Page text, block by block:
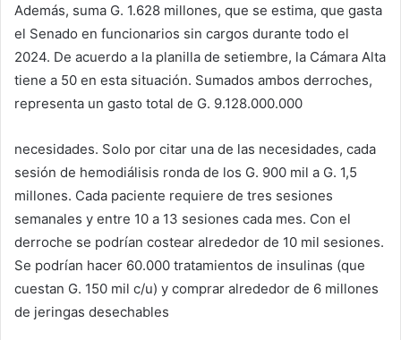
Además, suma G. 1.628 millones, que se estima, que gasta
el Senado en funcionarios sin cargos durante todo el
2024. De acuerdo a la planilla de setiembre, la Cámara Alta
tiene a 50 en esta situación. Sumados ambos derroches,
representa un gasto total de G. 9.128.000.000
necesidades. Solo por citar una de las necesidades, cada
sesión de hemodiálisis ronda de los G. 900 mil a G. 1,5
millones. Cada paciente requiere de tres sesiones
semanales y entre 10 a 13 sesiones cada mes. Con el
derroche se podrían costear alrededor de 10 mil sesiones.
Se podrían hacer 60.000 tratamientos de insulinas (que
cuestan G. 150 mil c/u) y comprar alrededor de 6 millones
de jeringas desechables